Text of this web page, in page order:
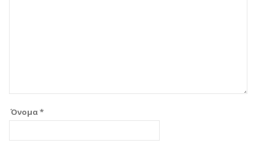
Όνομα*